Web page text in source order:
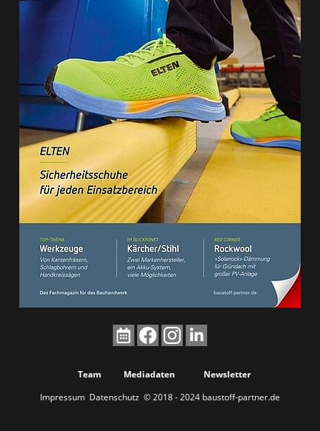
Team Mediadaten
Newsletter
Impressum Datenschutz © 2018 - 2024 baustoff-partner.de